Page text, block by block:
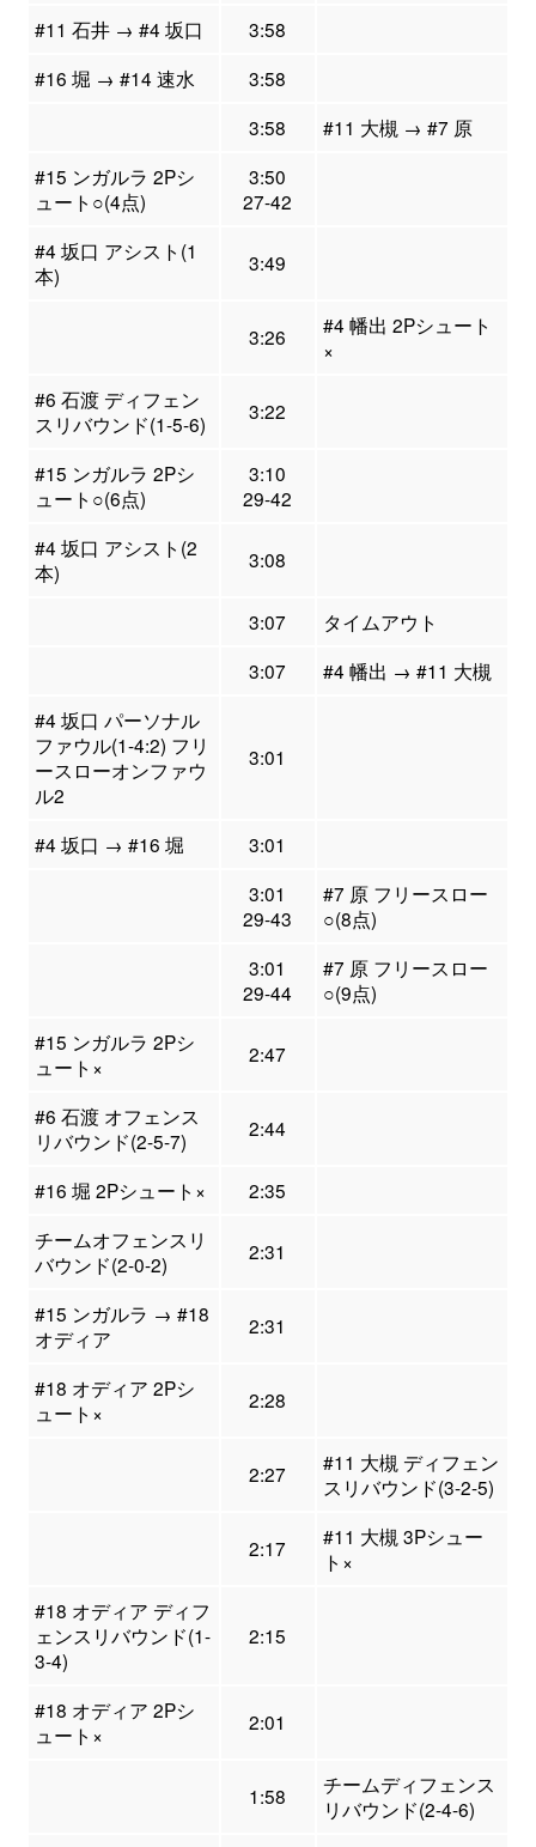
#11 石井 → #4 坂口
3:58
#16 堀 → #14 速水
3:58
3:58
#11 大槻 → #7 原
#15 ンガルラ 2Pシ
ュート○(4点)
3:50
27-42
#4 坂口 アシスト(1
本)
3:49
3:26
#4 幡出 2Pシュート
×
#6 石渡 ディフェン
スリバウンド(1-5-6)
3:22
#15 ンガルラ 2Pシ
ュート○(6点)
3:10
29-42
#4 坂口 アシスト(2
本)
3:08
3:07
タイムアウト
3:07
#4 幡出 → #11 大槻
#4 坂口 パーソナル
ファウル(1-4:2) フリ
ースローオンファウ
ル2
3:01
#4 坂口 → #16 堀
3:01
3:01
29-43
#7 原 フリースロー
○(8点)
3:01
29-44
#7 原 フリースロー
○(9点)
#15 ンガルラ 2Pシ
ュート×
2:47
#6 石渡 オフェンス
リバウンド(2-5-7)
2:44
#16 堀 2Pシュート×
2:35
チームオフェンスリ
バウンド(2-0-2)
2:31
#15 ンガルラ → #18
オディア
2:31
#18 オディア 2Pシ
ュート×
2:28
2:27
#11 大槻 ディフェン
スリバウンド(3-2-5)
2:17
#11 大槻 3Pシュー
ト×
#18 オディア ディフ
ェンスリバウンド(1-
3-4)
2:15
#18 オディア 2Pシ
ュート×
2:01
1:58
チームディフェンス
リバウンド(2-4-6)